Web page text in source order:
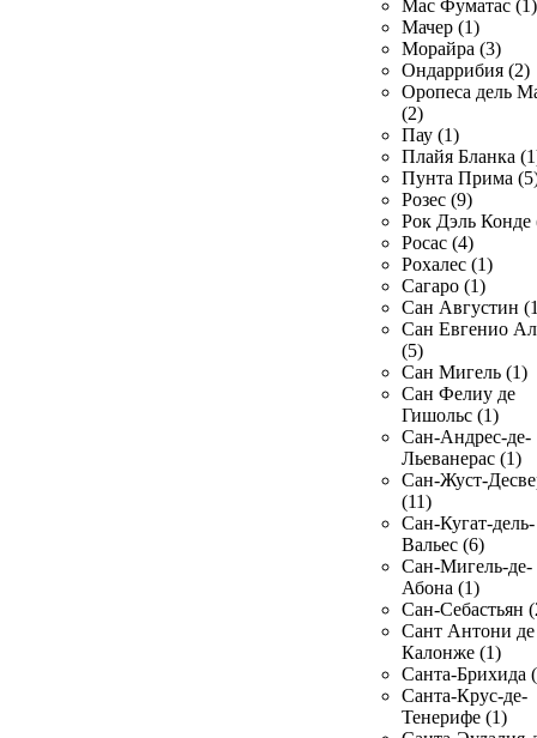
Мас Фуматас (1)
Мачер (1)
Морайра (3)
Ондаррибия (2)
Оропеса дель
(2)
Пау (1)
Плайя Бланка
Пунта Прима
Розес (9)
Рок Дэль Конде
Росас (4)
Рохалес (1)
Сагаро (1)
Сан Августин
Сан Евгенио
(5)
Сан Мигель (1)
Сан Фелиу де
Гишольс (1)
Сан-Андрес-де-
Льеванерас (1)
Сан-Жуст-
(11)
Сан-Кугат-дель-
Вальес (6)
Сан-Мигель-де-
Абона (1)
Сан-Себастьян
Сант Антони де
Калонже (1)
Санта-Брихида
Санта-Крус-де-
Тенерифе (1)